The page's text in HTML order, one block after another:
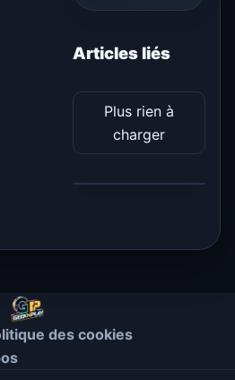
Articles liés
Plus rien à
charger
des cookies